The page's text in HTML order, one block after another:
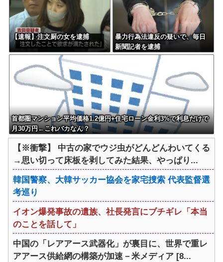
【速報】注文厨の女を逮捕
暴力行為法違反の疑いで、毎日
新聞記者を逮捕
首都圏マンション平均価格1.2億円+住宅ローン金利3%で利息だけで
月30万円←これバカなん？
【※衝撃】 中古の家でウジ虫がどんどんわいてくる
→思い切って床板を剥してみた結果、やっぱり...
韓国警察、大韓サッカー協会を家宅捜索 代表監督選
考巡り
イオン爆発事故の遺族、社長発言にブチギレ「本当
のことを話して」
中国の「レアアース武器化」が裏目に、世界で重レ
アアース供給網の構築が加速－米メディア [8...